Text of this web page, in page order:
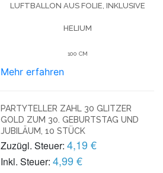
LUFTBALLON AUS FOLIE, INKLUSIVE
HELIUM
100 CM
Mehr erfahren
PARTYTELLER ZAHL 30 GLITZER
GOLD ZUM 30. GEBURTSTAG UND
JUBILÄUM, 10 STÜCK
Zuzügl. Steuer: 4,19 €
Inkl. Steuer: 4,99 €